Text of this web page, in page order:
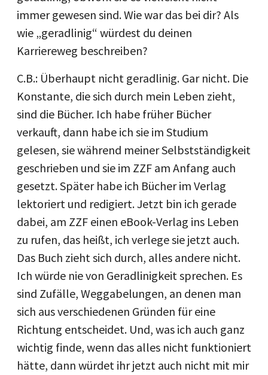
immer gewesen sind. Wie war das bei dir? Als
wie „geradlinig“ würdest du deinen
Karriereweg beschreiben?
C.B.: Überhaupt nicht geradlinig. Gar nicht. Die
Konstante, die sich durch mein Leben zieht,
sind die Bücher. Ich habe früher Bücher
verkauft, dann habe ich sie im Studium
gelesen, sie während meiner Selbstständigkeit
geschrieben und sie im ZZF am Anfang auch
gesetzt. Später habe ich Bücher im Verlag
lektoriert und redigiert. Jetzt bin ich gerade
dabei, am ZZF einen eBook-Verlag ins Leben
zu rufen, das heißt, ich verlege sie jetzt auch.
Das Buch zieht sich durch, alles andere nicht.
Ich würde nie von Geradlinigkeit sprechen. Es
sind Zufälle, Weggabelungen, an denen man
sich aus verschiedenen Gründen für eine
Richtung entscheidet. Und, was ich auch ganz
wichtig finde, wenn das alles nicht funktioniert
hätte, dann würdet ihr jetzt auch nicht mit mir